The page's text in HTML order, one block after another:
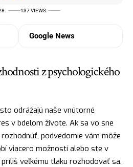
137 VIEWS
Google News
z psychologického
odrážajú naše vnútorné
v bdelom živote. Ak sa vo sne
podvedomie vám môže
viacero možností alebo ste v
veľkému tlaku rozhodovať sa.